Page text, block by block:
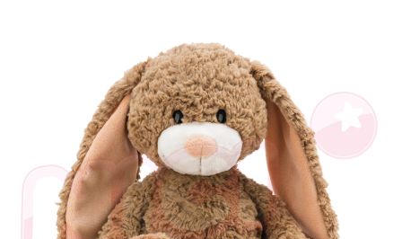
限らない）は、AFTEEに渡され当サービスで必要な範囲内で利用されま
す。AFTEEの個人情報の収集、処理、利用について、詳細はAFTEE公式ホ
ームページの『個人情報の収集、処理及び利用に関する声明』をご参照く
https://aftee.tw/privacypolicy/）。
AFTEEの初回ご利用の際に、審査を通過すれば、最高額がNT$10,000にな
ります。支払い期限を過ぎた場合、その金額に基づいて年利20%の遅延滞
納金が加算されます。未成年の利用者は、事前に法定代理人または後見人
の同意を得ればAFTEEをご利用いただけます。
個人情報の処理、利用について疑問がある、または関連する法律の権利を
行使したい場合は、ネットプロテクションズcs_tw@netprotections.co.jp